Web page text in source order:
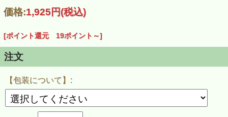
価格:1,925円(税込)
[ポイント還元 19ポイント～]
注文
【包装について】: